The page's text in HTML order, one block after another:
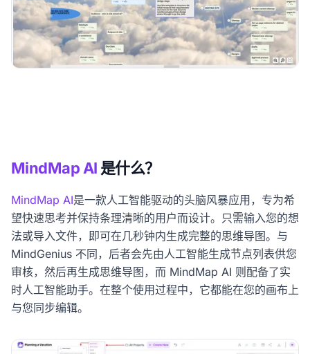
MindMap AI 是什么？
MindMap AI是一款人工智能驱动的头脑风暴应用，专为希
望快速思考并保持条理清晰的用户而设计。只需输入您的想
法或导入文件，即可在几秒钟内生成完整的思维导图。与
MindGenius 不同，后者会先由人工智能生成节点列表供您
审核，然后再生成思维导图，而 MindMap AI 则配备了实
时人工智能助手。在整个使用过程中，它都能在您的画布上
与您同步编辑。